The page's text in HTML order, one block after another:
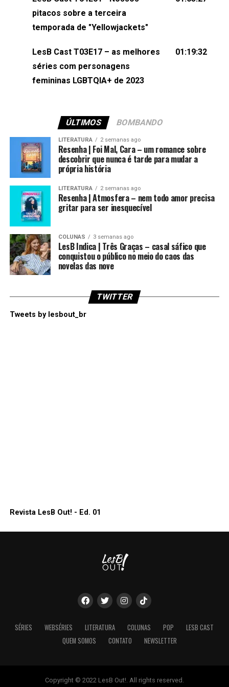
(⁠⁠⁠⁠@brunarfentanes⁠⁠⁠⁠) e Pollyelly FlorêncioEdição de
Naiady Machado
pitacos sobre a terceira
temporada de "Yellowjackets"
LesB Cast T03E17 – as melhores
séries com personagens
femininas LGBTQIA+ de 2023
01:19:32
ÚLTIMOS BOMBANDO
LITERATURA 2 semanas ago
Resenha | Foi Mal, Cara – um romance sobre
descobrir que nunca é tarde para mudar a
própria história
LITERATURA 2 semanas ago
Resenha | Atmosfera – nem todo amor precisa
gritar para ser inesquecível
COLUNAS 3 semanas ago
LesB Indica | Três Graças – casal sáfico que
conquistou o público no meio do caos das
novelas das nove
TWITTER
Tweets by lesbout_br
Revista LesB Out! - Ed. 01
SÉRIES WEBSÉRIES LITERATURA COLUNAS POP
LESB CAST
QUEM SOMOS
CONTATO NEWSLETTER
Copyright © 2022 LesB Out!. All rights reserved.